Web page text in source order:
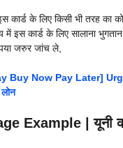
के लिए किसी भी तरह का
में इस कार्ड के लिए सालाना
जरुर जांच ले,
Buy Now Pay Later]
Example | यूनी